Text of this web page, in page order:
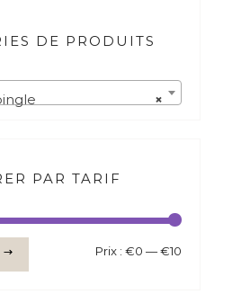
DE PRODUITS
×
PAR TARIF
Prix :€0 —€10